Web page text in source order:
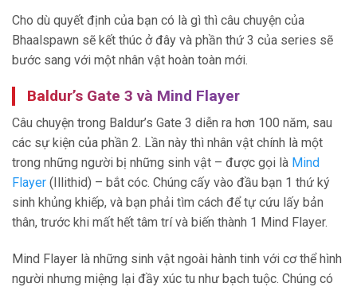
Cho dù quyết định của bạn có là gì thì câu chuyện của
Bhaalspawn sẽ kết thúc ở đây và phần thứ 3 của series sẽ
bước sang với một nhân vật hoàn toàn mới.
Baldur’s Gate 3 và Mind Flayer
Câu chuyện trong Baldur’s Gate 3 diễn ra hơn 100 năm, sau
các sự kiện của phần 2. Lần này thì nhân vật chính là một
trong những người bị những sinh vật – được gọi là Mind
Flayer (Illithid) – bắt cóc. Chúng cấy vào đầu bạn 1 thứ ký
sinh khủng khiếp, và bạn phải tìm cách để tự cứu lấy bản
thân, trước khi mất hết tâm trí và biến thành 1 Mind Flayer.
Mind Flayer là những sinh vật ngoài hành tinh với cơ thể hình
người nhưng miệng lại đầy xúc tu như bạch tuộc. Chúng có